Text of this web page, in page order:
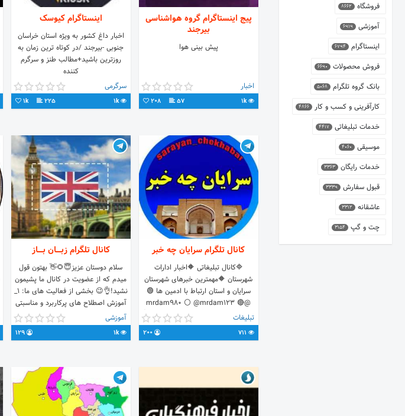
پیج اینستاگرام گروه هواشناسی
بیرجند
پیش بینی هوا
اخبار
1k
57
208
اینستاگرام کیوسک
اخبار داغ کشور به ویژه استان خراسان
جنوبی -بیرجند /در کوتاه ترین زمان به
روزترین باشید+مطالب طنز و سرگرم
کننده
سرگرمی
1k
225
1k
کانال تلگرام سرایان چه خبر
🔷کانال تبلیغاتی 🔶اخبار ادارات
شهرستان 🔶مهمترین خبرهای شهرستان
سرایان و استان ارتباط با ادمین ها 🟢
@mrdam980 ⚪️ @mrdam123 🔴
@shabgardtanha5675 لینک دعوت👇
@sarayan_che_khabar
تبلیغات
200
کانال تلگرام زبــــان بــــاز
سلام دوستان عزیز😇🌻👋 بهتون قول
میدم که از عضویت در کانال ما پشیمون
نشید!👌😉 بخشی از فعالیت های ما: 1_
آموزش اصطلاح های پرکاربرد و مناسبتی
به صورت کاریکاتور و تصویر. 2_ تدریس
درسنامه های اختصاصی کانال در قالب
انیمیشن و اسلاید های آموزشی. 3_
و سایت اختصاصی✅ ممنون میشیم از
کانال ما بازدید بفرمایید🌹 -----------------
Channel : @zbnbaaz Website :
http://zabanbaz.ga
آموزشی
1k
129
فروشگاه 8662
آموزشی 6919
اینستاگرام 6794
فروش محصولات 6690
بانک گروه تلگرام 5068
کارآفرینی و کسب و کار 4866
خدمات تبلیغاتی 4417
موسیقی 4060
خدمات رایگان 3363
قبول سفارش 3339
عاشقانه 3312
چت و گپ 3154